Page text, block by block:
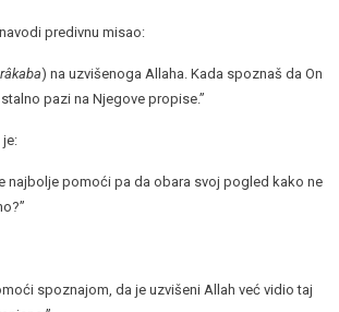
predivnu misao:
) na uzvišenoga Allaha. Kada spoznaš da On
pazi na Njegove propise.”
je:
najbolje pomoći pa da obara svoj pogled kako ne
spoznajom, da je uzvišeni Allah već vidio taj